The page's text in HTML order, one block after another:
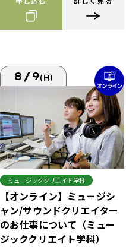
8/9(日)
ミュージッククリエイト学科
【オンライン】ミュージシ
ャン/サウンドクリエイター
のお仕事について（ミュー
ジッククリエイト学科）